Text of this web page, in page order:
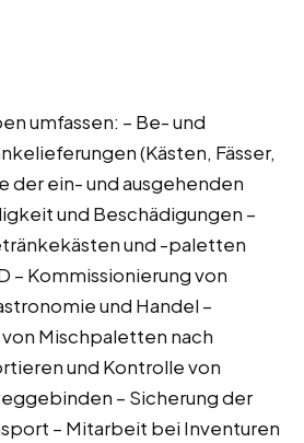
umfassen: – Be- und
(Kästen, Fässer,
der ein- und ausgehenden
und Beschädigungen –
und -paletten
– Kommissionierung von
und Handel –
Mischpaletten nach
und Kontrolle von
– Sicherung der
– Mitarbeit bei Inventuren